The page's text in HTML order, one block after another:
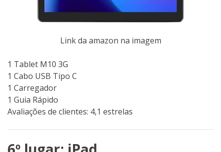
Link da amazon na imagem
1 Tablet M10 3G
1 Cabo USB Tipo C
1 Carregador
1 Guia Rápido
Avaliações de clientes: 4,1 estrelas